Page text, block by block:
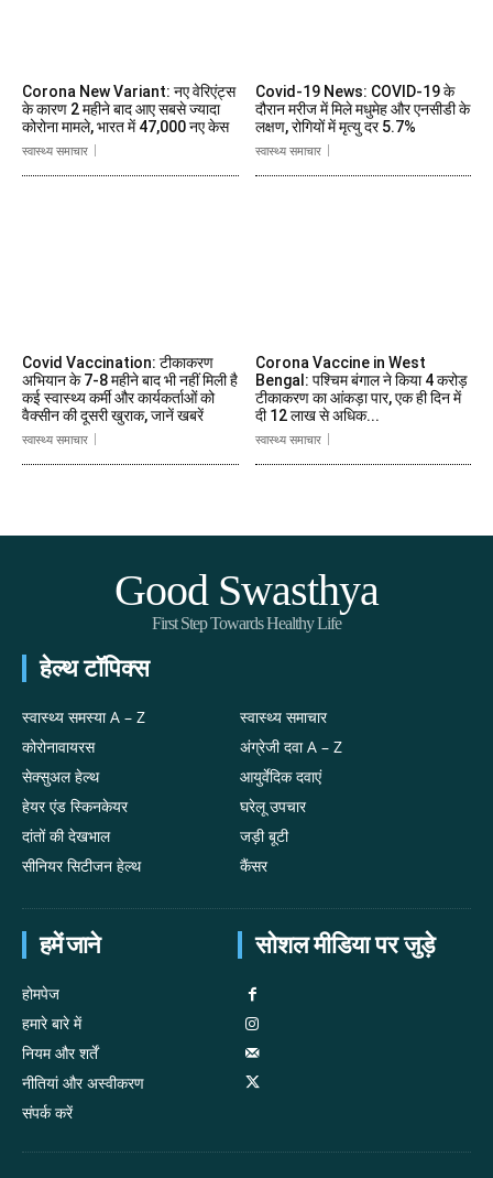
Corona New Variant: नए वेरिएंट्स
के कारण 2 महीने बाद आए सबसे ज्यादा
कोरोना मामले, भारत में 47,000 नए केस
स्वास्थ्य समाचार
Covid-19 News: COVID-19 के
दौरान मरीज में मिले मधुमेह और एनसीडी के
लक्षण, रोगियों में मृत्यु दर 5.7%
स्वास्थ्य समाचार
Covid Vaccination: टीकाकरण
अभियान के 7-8 महीने बाद भी नहीं मिली है
कई स्वास्थ्य कर्मी और कार्यकर्ताओं को
वैक्सीन की दूसरी खुराक, जानें खबरें
स्वास्थ्य समाचार
Corona Vaccine in West
Bengal: पश्चिम बंगाल ने किया 4 करोड़
टीकाकरण का आंकड़ा पार, एक ही दिन में
दी 12 लाख से अधिक...
स्वास्थ्य समाचार
Good Swasthya
First Step Towards Healthy Life
हेल्थ टॉपिक्स
स्वास्थ्य समस्या A – Z
कोरोनावायरस
सेक्सुअल हेल्थ
हेयर एंड स्किनकेयर
दांतों की देखभाल
सीनियर सिटीजन हेल्थ
स्वास्थ्य समाचार
अंग्रेजी दवा A – Z
आयुर्वेदिक दवाएं
घरेलू उपचार
जड़ी बूटी
कैंसर
हमें जाने
होमपेज
हमारे बारे में
नियम और शर्तें
नीतियां और अस्वीकरण
संपर्क करें
सोशल मीडिया पर जुड़े